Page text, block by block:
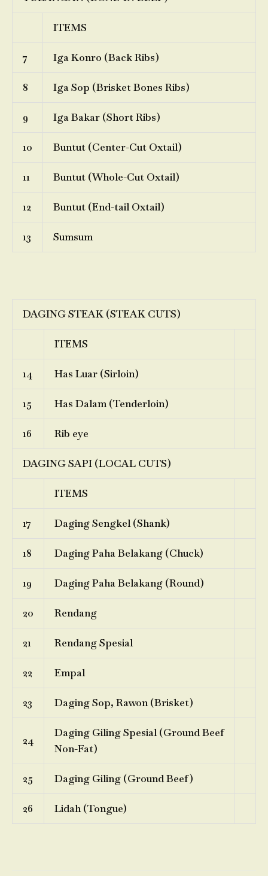
ITEMS
7 Iga Konro (Back Ribs)
8 Iga Sop (Brisket Bones Ribs)
9 Iga Bakar (Short Ribs)
10 Buntut (Center-Cut Oxtail)
11 Buntut (Whole-Cut Oxtail)
12 Buntut (End-tail Oxtail)
13 Sumsum
DAGING STEAK (STEAK CUTS)
ITEMS
14 Has Luar (Sirloin)
15 Has Dalam (Tenderloin)
16 Rib eye
DAGING SAPI (LOCAL CUTS)
ITEMS
17 Daging Sengkel (Shank)
18 Daging Paha Belakang (Chuck)
19 Daging Paha Belakang (Round)
20 Rendang
21 Rendang Spesial
22 Empal
23 Daging Sop, Rawon (Brisket)
24
Daging Giling Spesial (Ground Beef
Non-Fat)
25 Daging Giling (Ground Beef)
26 Lidah (Tongue)